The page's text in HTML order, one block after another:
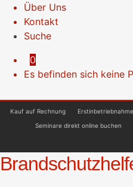
Über Uns
Kontakt
Suche
0
Es befinden sich keine
Kauf auf Rechnung Erstinbetriebnahme
Seminare direkt online buchen